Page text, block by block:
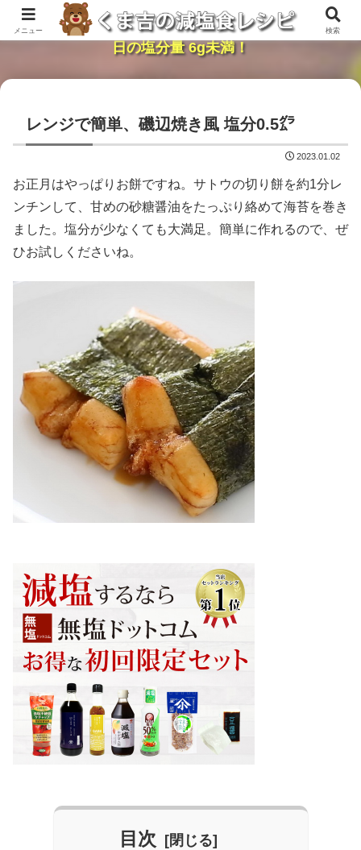
レンジで簡単・時短「くま吉の減塩食レシピ」１
日の塩分量 6g未満！
レンジで簡単、磯辺焼き風 塩分0.5㌘
2023.01.02
お正月はやっぱりお餅ですね。サトウの切り餅を約1分レ
ンチンして、甘めの砂糖醤油をたっぷり絡めて海苔を巻き
ました。塩分が少なくても大満足。簡単に作れるので、ぜ
ひお試しくださいね。
目次
メニュー 検索